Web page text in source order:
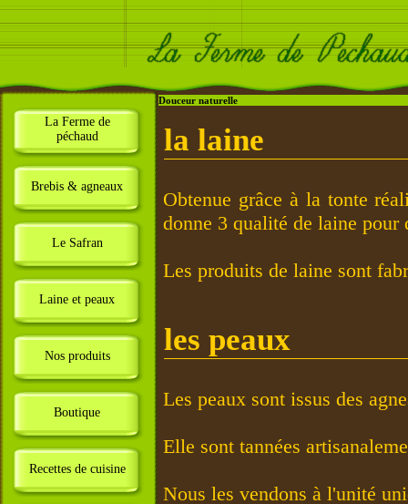
La Ferme de
péchaud
Brebis & agneaux
Le Safran
Laine et peaux
Nos produits
Boutique
Recettes de cuisine
Douceur naturelle
la laine
Obtenue grâce à la tonte
donne 3 qualité de laine
Les produits de laine sont
les peaux
Les peaux sont issus des
Elle sont tannées
Nous les vendons à l'unité